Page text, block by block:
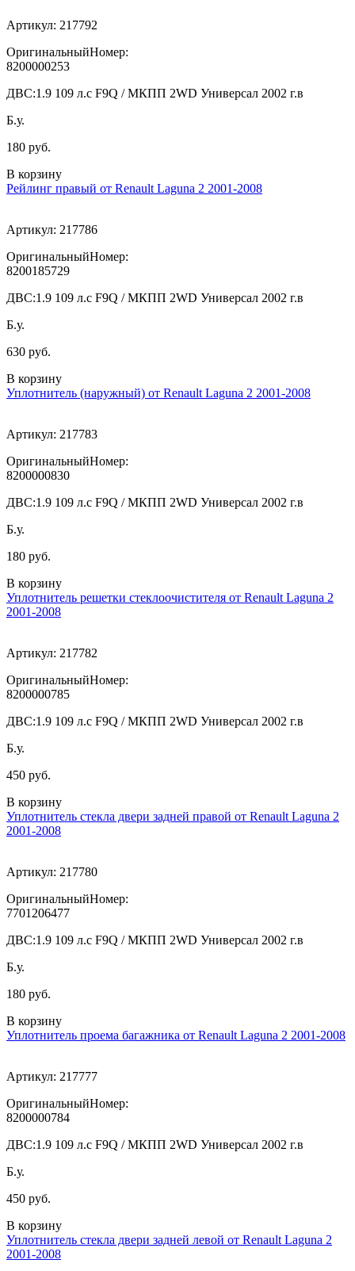
Артикул: 217792
ОригинальныйНомер:
8200000253
ДВС:1.9 109 л.с F9Q / МКПП 2WD Универсал 2002 г.в
Б.у.
180 руб.
В корзину
Рейлинг правый от Renault Laguna 2 2001-2008
Артикул: 217786
ОригинальныйНомер:
8200185729
ДВС:1.9 109 л.с F9Q / МКПП 2WD Универсал 2002 г.в
Б.у.
630 руб.
В корзину
Уплотнитель (наружный) от Renault Laguna 2 2001-2008
Артикул: 217783
ОригинальныйНомер:
8200000830
ДВС:1.9 109 л.с F9Q / МКПП 2WD Универсал 2002 г.в
Б.у.
180 руб.
В корзину
Уплотнитель решетки стеклоочистителя от Renault Laguna 2
2001-2008
Артикул: 217782
ОригинальныйНомер:
8200000785
ДВС:1.9 109 л.с F9Q / МКПП 2WD Универсал 2002 г.в
Б.у.
450 руб.
В корзину
Уплотнитель стекла двери задней правой от Renault Laguna 2
2001-2008
Артикул: 217780
ОригинальныйНомер:
7701206477
ДВС:1.9 109 л.с F9Q / МКПП 2WD Универсал 2002 г.в
Б.у.
180 руб.
В корзину
Уплотнитель проема багажника от Renault Laguna 2 2001-2008
Артикул: 217777
ОригинальныйНомер:
8200000784
ДВС:1.9 109 л.с F9Q / МКПП 2WD Универсал 2002 г.в
Б.у.
450 руб.
В корзину
Уплотнитель стекла двери задней левой от Renault Laguna 2
2001-2008